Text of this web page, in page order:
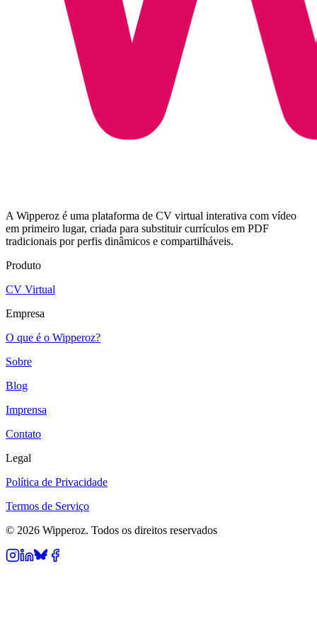
A Wipperoz é uma plataforma de CV virtual interativa com vídeo
em primeiro lugar, criada para substituir currículos em PDF
tradicionais por perfis dinâmicos e compartilháveis.
Produto
CV Virtual
Empresa
O que é o Wipperoz?
Sobre
Blog
Imprensa
Contato
Legal
Política de Privacidade
Termos de Serviço
© 2026 Wipperoz. Todos os direitos reservados